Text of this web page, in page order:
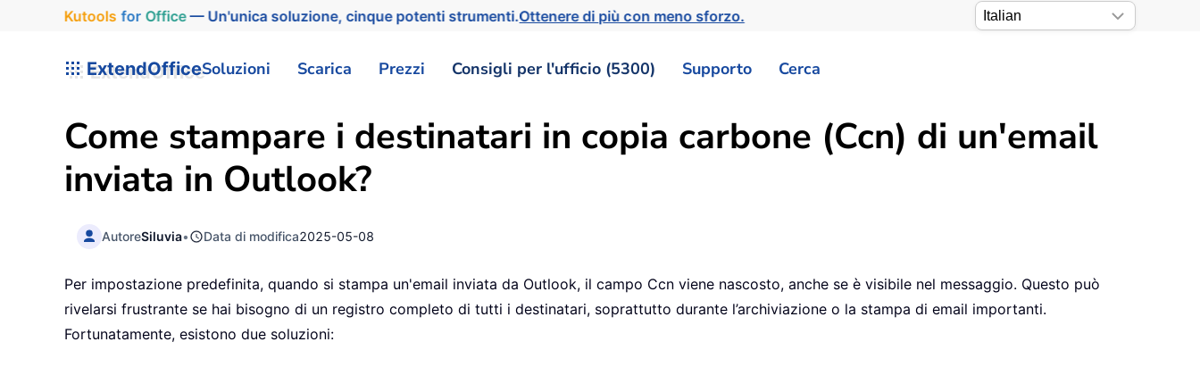
Kutools for Office— Un'unica soluzione, cinque potenti strumenti.Ottenere di più con meno sforzo.
ExtendOfficeSoluzioni Scarica Prezzi Consigli per l'ufficio (5300) Supporto Cerca
Come stampare i destinatari in copia carbone (Ccn) di un'email
inviata in Outlook?
AutoreSiluvia• Data di modifica2025-05-08
Per impostazione predefinita, quando si stampa un'email inviata da Outlook, il campo Ccn viene nascosto, anche se è visibile nel messaggio. Questo può
rivelarsi frustrante se hai bisogno di un registro completo di tutti i destinatari, soprattutto durante l’archiviazione o la stampa di email importanti.
Fortunatamente, esistono due soluzioni: